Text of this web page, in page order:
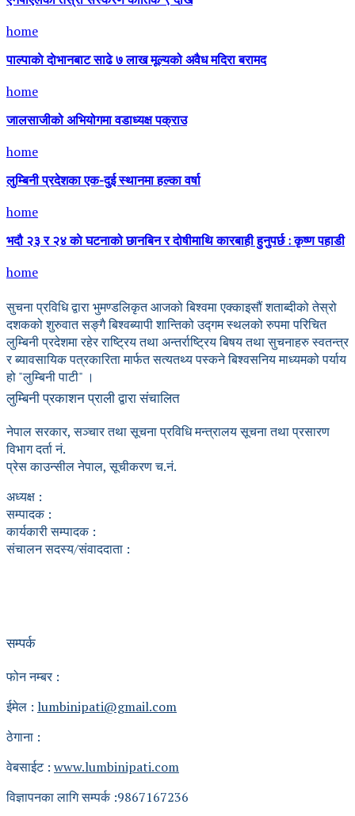
home
पाल्पाकाे दाेभानबाट साढे ७ लाख मूल्यको अवैध मदिरा बरामद
home
जालसाजीको अभियोगमा वडाध्यक्ष पक्राउ
home
लुम्बिनी प्रदेशका एक-दुई स्थानमा हल्का वर्षा
home
भदौ २३ र २४ काे घटनाको छानबिन र दोषीमाथि कारबाही हुनुपर्छ : कृष्ण पहाडी
home
सुचना प्रविधि द्वारा भुमण्डलिकृत आजको बिश्वमा एक्काइसौं शताब्दीको तेस्रो
दशकको शुरुवात सङ्गै बिश्वब्यापी शान्तिको उद्गम स्थलको रुपमा परिचित
लुम्बिनी प्रदेशमा रहेर राष्ट्रिय तथा अन्तर्राष्ट्रिय बिषय तथा सुचनाहरु स्वतन्त्र
र ब्यावसायिक पत्रकारिता मार्फत सत्यतथ्य पस्कने बिश्वसनिय माध्यमको पर्याय
हो "लुम्बिनी पाटी" ।
लुम्बिनी प्रकाशन प्राली द्वारा संचालित
नेपाल सरकार, सञ्चार तथा सूचना प्रविधि मन्त्रालय सूचना तथा प्रसारण
विभाग दर्ता नं.
प्रेस काउन्सील नेपाल, सूचीकरण च.नं.
अध्यक्ष :
सम्पादक :
कार्यकारी सम्पादक :
संचालन सदस्य/संवाददाता :
सम्पर्क
फोन नम्बर :
ईमेल : lumbinipati@gmail.com
ठेगाना :
वेबसाईट : www.lumbinipati.com
विज्ञापनका लागि सम्पर्क :9867167236